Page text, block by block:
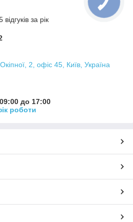
за рік
2, офіс 45, Київ, Україна
до 17:00
роботи